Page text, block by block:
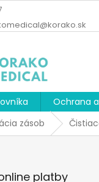
Ochrana
zásob
platby